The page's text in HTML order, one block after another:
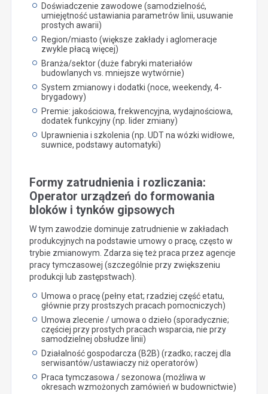
Doświadczenie zawodowe (samodzielność,
umiejętność ustawiania parametrów linii, usuwanie
prostych awarii)
Region/miasto (większe zakłady i aglomeracje
zwykle płacą więcej)
Branża/sektor (duże fabryki materiałów
budowlanych vs. mniejsze wytwórnie)
System zmianowy i dodatki (noce, weekendy, 4-
brygadowy)
Premie: jakościowa, frekwencyjna, wydajnościowa,
dodatek funkcyjny (np. lider zmiany)
Uprawnienia i szkolenia (np. UDT na wózki widłowe,
suwnice, podstawy automatyki)
Formy zatrudnienia i rozliczania:
Operator urządzeń do formowania
bloków i tynków gipsowych
W tym zawodzie dominuje zatrudnienie w zakładach
produkcyjnych na podstawie umowy o pracę, często w
trybie zmianowym. Zdarza się też praca przez agencje
pracy tymczasowej (szczególnie przy zwiększeniu
produkcji lub zastępstwach).
Umowa o pracę (pełny etat; rzadziej część etatu,
głównie przy prostszych pracach pomocniczych)
Umowa zlecenie / umowa o dzieło (sporadycznie;
częściej przy prostych pracach wsparcia, nie przy
samodzielnej obsłudze linii)
Działalność gospodarcza (B2B) (rzadko; raczej dla
serwisantów/ustawiaczy niż operatorów)
Praca tymczasowa / sezonowa (możliwa w
okresach wzmożonych zamówień w budownictwie)